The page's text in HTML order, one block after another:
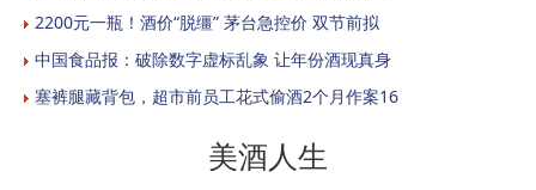
2200元一瓶！酒价“脱缰” 茅台急控价 双节前拟
中国食品报：破除数字虚标乱象 让年份酒现真身
塞裤腿藏背包，超市前员工花式偷酒2个月作案16
美酒人生